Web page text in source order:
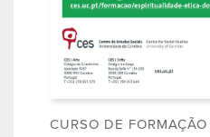
CURSO DE